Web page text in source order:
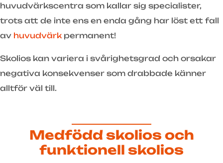
huvudvärkscentra som kallar sig specialister,
trots att de inte ens en enda gång har löst ett fall
av huvudvärk permanent!
Skolios kan variera i svårighetsgrad och orsakar
negativa konsekvenser som drabbade känner
alltför väl till.
Medfödd skolios och
funktionell skolios